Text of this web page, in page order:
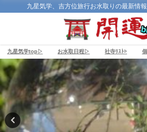
九星気学、吉方位旅行お水取りの最新情
九星気学top▷ お水取日程▷ 社寺ﾘｽﾄ▷